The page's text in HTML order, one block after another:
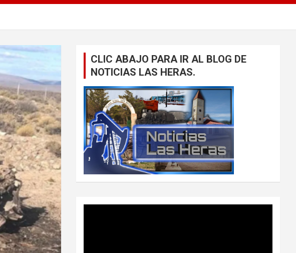
CLIC ABAJO PARA IR AL BLOG DE
NOTICIAS LAS HERAS.